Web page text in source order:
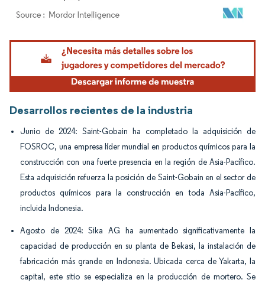
Imagen © Mordor Intelligence. El uso requiere atribución según CC BY 4.0.
Desarrollos recientes de la industria
Junio de 2024: Saint-Gobain ha completado la adquisición de
FOSROC, una empresa líder mundial en productos químicos para la
construcción con una fuerte presencia en la región de Asia-Pacífico.
Esta adquisición refuerza la posición de Saint-Gobain en el sector de
productos químicos para la construcción en toda Asia-Pacífico,
incluida Indonesia.
Agosto de 2024: Sika AG ha aumentado significativamente la
capacidad de producción en su planta de Bekasi, la instalación de
fabricación más grande en Indonesia. Ubicada cerca de Yakarta, la
capital, este sitio se especializa en la producción de mortero. Se